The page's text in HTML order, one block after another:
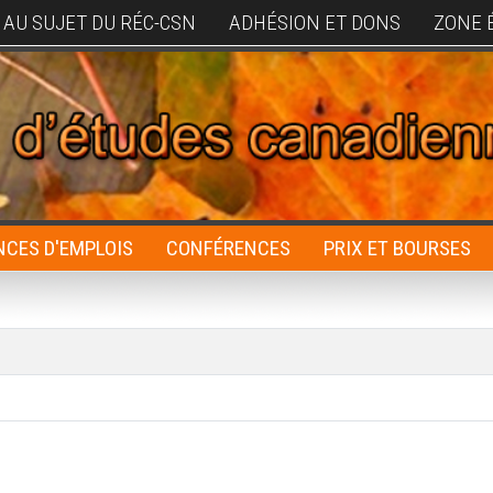
AU SUJET DU RÉC-CSN ADHÉSION ET DONS ZONE
D'EMPLOIS CONFÉRENCES PRIX ET BOURSES